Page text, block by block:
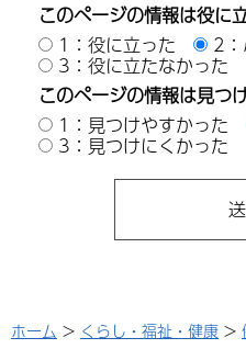
このページの情報は役に
1：役に立った
2
3：役に立たなかった
このページの情報は見つ
1：見つけやすかった
3：見つけにくかった
ホーム > くらし・福祉・健康 >